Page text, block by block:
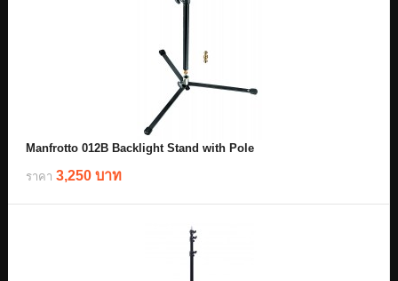
Manfrotto 012B Backlight Stand with Pole
ราคา 3,250 บาท